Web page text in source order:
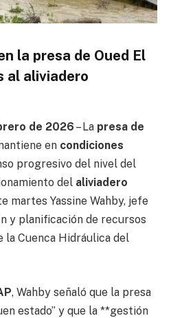
la presa de Oued El
al aliviadero
de 2026 – La presa de
en condiciones
progresivo del nivel del
del aliviadero
martes Yassine Wahby, jefe
y planificación de recursos
la Cuenca Hidráulica del
, Wahby señaló que la presa
estado” y que la **gestión